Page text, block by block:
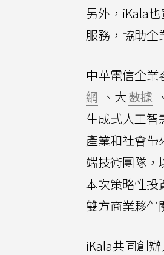
另外，iKala
服務，協助企
中華電信企業
網 、大數據 、
生成式人工
產業和社會帶
端技術團隊，
本次策略性投
雙方商業夥伴
iKala共同創